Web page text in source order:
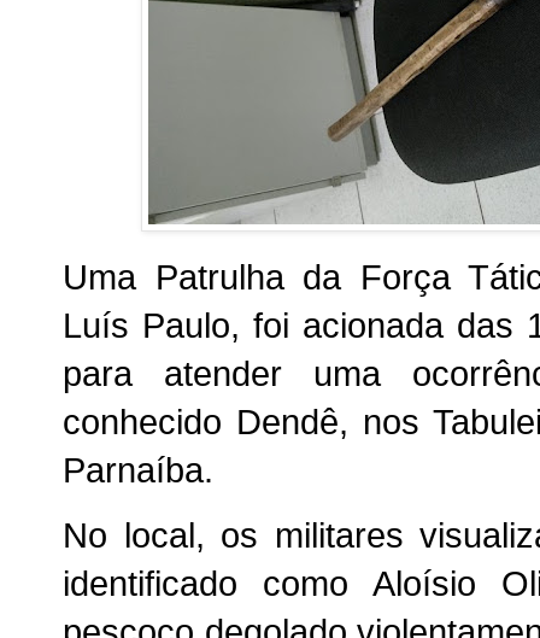
Uma Patrulha da Força
Luís Paulo, foi acionada das
para atender uma
conhecido Dendê, nos
Parnaíba.
No local, os militares
identificado como Aloísio